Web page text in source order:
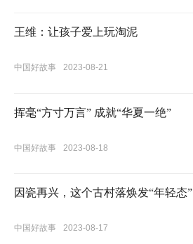
王维：让孩子爱上玩淘泥
中国好故事 2023-08-21
挥毫“方寸万言” 成就“华夏一绝”
中国好故事 2023-08-18
因瓷再兴，这个古村落焕发“年轻态”
中国好故事 2023-08-17